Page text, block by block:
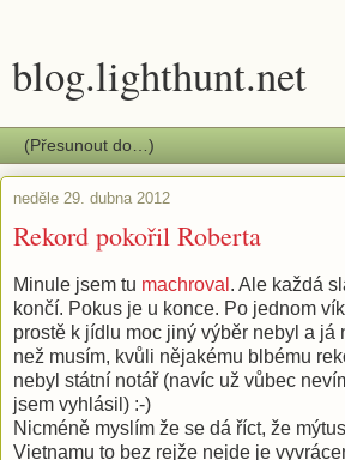
blog.lighthunt.net
neděle 29. dubna 2012
Rekord pokořil Roberta
Minule jsem tu machroval . Ale každá
končí. Pokus je u konce. Po jednom
prostě k jídlu moc jiný výběr nebyl a já
než musím, kvůli nějakému blbému
nebyl státní notář (navíc už vůbec
jsem vyhlásil) :-)
Nicméně myslím že se dá říct, že
Vietnamu to bez rejže nejde je